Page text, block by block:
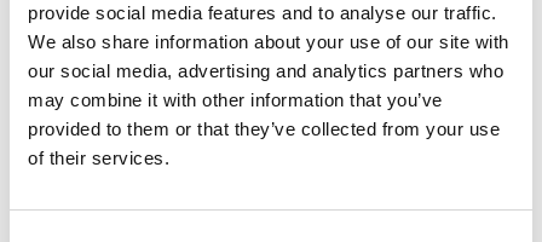
provide social media features and to analyse our traffic.
We also share information about your use of our site with
our social media, advertising and analytics partners who
may combine it with other information that you’ve
provided to them or that they’ve collected from your use
of their services.
In deze les leer je wat een goede houding is bij
het presenteren. Dat is handig, want zo sta je
stevig en zelfverzekerd voor de klas!